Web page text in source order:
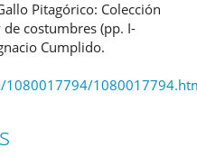
Pitagórico: Colección
costumbres (pp. I-
Cumplido.